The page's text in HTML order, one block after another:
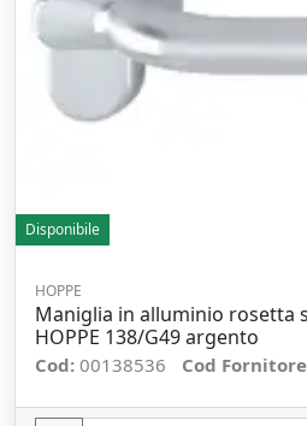
Disponibile
HOPPE
Maniglia in alluminio rosetta
HOPPE 138/G49 argento
Cod: 00138536 Cod